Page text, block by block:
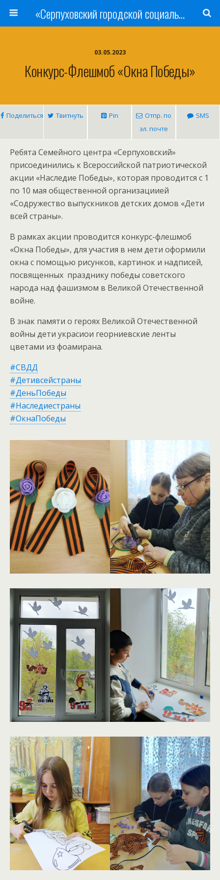
«Серпуховский городской социально-реабилитационный Центр для несовершеннолетних»
03.05.2023
Конкурс-Флешмоб «Окна Победы»
Поделиться Твитнуть Pin
Отпр. по
эл. почте
SMS
Ребята Семейного центра «Серпуховский»
присоединились к Всероссийской патриотической
акции «Наследие Победы», которая проводится с 1
по 10 мая общественной организациией
«Содружество выпускников детских домов «Дети
всей страны».
В рамках акции проводится конкурс-флешмоб
«Окна Победы», для участия в нем дети оформили
окна с помощью рисунков, картинок и надписей,
посвященных празднику победы советского
народа над фашизмом в Великой Отечественной
войне.
В знак памяти о героях Великой Отечественной
войны дети украсиои георниевские ленты
цветами из фоамирана.
#СВДД
#Детивсейстраны
#ДеньПобеды
#Наследиестраны
#ОкнаПобеды